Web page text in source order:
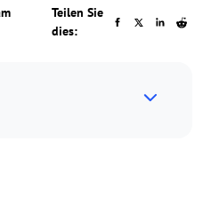
Teilen Sie
dies: